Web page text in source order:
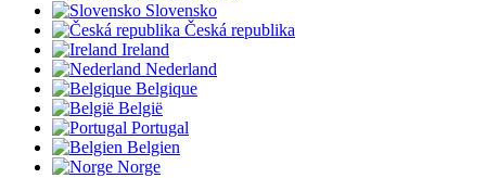
Slovensko
Česká republika
Ireland
Nederland
Belgique
België
Portugal
Belgien
Norge